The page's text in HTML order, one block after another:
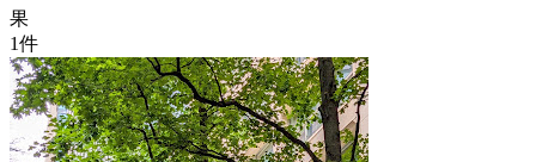
果
1件